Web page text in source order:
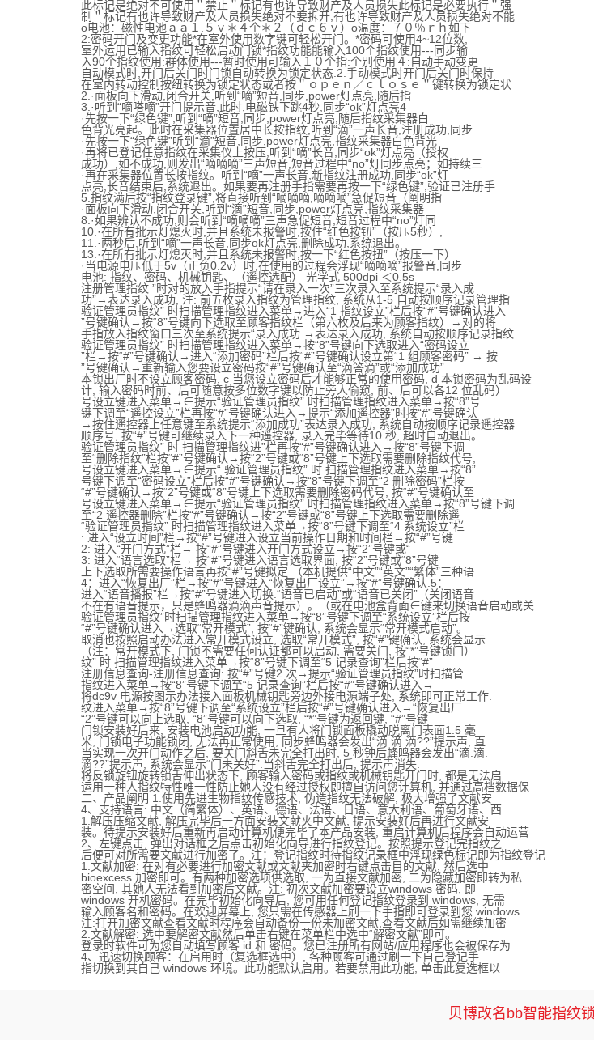
此标记是绝对不可使用＂禁止＂标记有也许导致财产及人员损失此标记是必要执行＂强
制＂标记有也许导致财产及人员损失绝对不要拆开,有也许导致财产及人员损失绝对不能
o电池：磁性电池ａａ１.５ｖ＊４个＊２（ｄｃ６ｖ）o温度：７０％ｒｈ如下
2:密码开门及变更功能*在室外使用数字键可轻松开门。*密码可使用4~12位数,
室外运用已输入指纹可轻松启动门锁*指纹功能能输入100个指纹使用---同步输
入90个指纹使用:群体使用---暂时使用可输入１０个指:个别使用４:自动手动变更
自动模式时,开门后关门时门锁自动转换为锁定状态.2.手动模式时开门后关门时保持
在室内转动控制按纽转换为锁定状态或者按＂ｏｐｅｎ／ｃｌｏｓｅ＂键转换为锁定状
2.·面板向下滑动,闭合开关,听到“嘀”短音,同步,power灯点亮,随后指
3.·听到“嘀嗒嘀”开门提示音,此时,电磁铁下跳4秒,同步“ok”灯点亮4
·先按一下“绿色键”,听到“嘀”短音,同步,power灯点亮,随后指纹采集器白
色背光亮起。此时在采集器位置居中长按指纹,听到“滴”一声长音,注册成功,同步
·先按一下“绿色键”听到“滴”短音,同步,power灯点亮,指纹采集器白色背光
·再将已登记任意指纹在采集仪上按压,听到“嘀”长音,同步“ok”灯点亮（授权
成功）,如不成功,则发出“嘀嘀嘀”三声短音,短音过程中“no”灯同步点亮；如持续三
·再在采集器位置长按指纹。听到“嘀”一声长音,新指纹注册成功,同步“ok”灯
点亮,长音结束后,系统退出。如果要再注册手指需要再按一下“绿色键”,验证已注册手
5.指纹满后按“指纹登录键”,将直接听到“嘀嘀嘀,嘀嘀嘀”急促短音（阐明指
·面板向下滑动,闭合开关,听到“滴”短音,同步,power灯点亮,指纹采集器
8.·如果辨认不成功,则会听到“嘀嘀嘀”三声急促短音,短音过程中“no”灯同
10.·在所有批示灯熄灭时,并且系统未报警时,按住“红色按钮”（按压5秒）,
11.·两秒后,听到“嘀”一声长音,同步ok灯点亮,删除成功,系统退出。
13.·在所有批示灯熄灭时,并且系统未报警时,按一下“红色按扭”（按压一下）
·当电源电压低于5v（正负0.2v）时,在使用的过程会浮现“嘀嘀嘀”报警音,同步
电池: 指纹、密码、机械钥匙、（遥控选配） 光学式 500dpi ＜0.5s
注册管理指纹 ”时对的放入手指提示“请在录入一次”三次录入至系统提示“录入成
功”→表达录入成功, 注: 前五枚录入指纹为管理指纹, 系统从1-5 自动按顺序记录管理指
验证管理员指纹” 时扫描管理指纹进入菜单→进入“1 指纹设立”栏后按“#”号键确认进入
”号键确认→按“8”号键向下选取至顾客指纹栏（第六枚及后来为顾客指纹）→对的将
手指放入指纹窗口三次至系统提示“录入成功.→表达录入成功, 系统自动按顺序记录指纹
验证管理员指纹” 时扫描管理指纹进入菜单→按“8”号键向下选取进入“密码设立
”栏→按“#”号键确认→进入“添加密码”栏后按“#”号键确认设立第“1 组顾客密码” → 按
”号键确认→重新输入您要设立密码按“#”号键确认至“滴答滴”或“添加成功”.
本锁出厂时不设立顾客密码, c 当您设立密码后才能够正常的使用密码, d 本锁密码为乱码设
计, 输入密码时前、后可随意按多位数字键以防止旁人偷窥, 前、后可以各12 位乱码）
号设立键进入菜单→∈提示“验证管理员指纹” 时扫描管理指纹进入菜单→按“8”号
键下调至“遥控设立”栏再按“#”号键确认进入→提示“添加遥控器”时按“#”号键确认
→按住遥控器上任意键至系统提示“添加成功”表达录入成功, 系统自动按顺序记录遥控器
顺序号, 按“#”号键可继续录入下一种遥控器, 录入完毕等待10 秒, 超时自动退出。
验证管理员指纹” 时 扫描管理指纹进”栏再按“#”号键确认进入→按“8”号键下调
至“删除指纹”栏按“#”号键确认→按“2”号键或“8”号键上下选取需要删除指纹代号,
号设立键进入菜单→∈提示“ 验证管理员指纹” 时 扫描管理指纹进入菜单→按“8”
号键下调至“密码设立”栏后按“#”号键确认→按“8”号键下调至“2 删除密码”栏按
“#”号键确认→按“2”号键或“8”号键上下选取需要删除密码代号, 按“#”号键确认至
号设立键进入菜单→∈提示“验证管理员指纹” 时扫描管理指纹进入菜单→按“8”号键下调
至“2 遥控器删除”栏按“#”号键确认→按“2”号键或“8”号键上下选取需要删除遥
“验证管理员指纹” 时扫描管理指纹进入菜单→按“8”号键下调至“4 系统设立”栏
: 进入“设立时间”栏→按“#”号键进入设立当前操作日期和时间栏→按“#”号键
2: 进入“开门方式”栏→ 按“#”号键进入开门方式设立→按“2”号键或“
3: 进入“语言选取”栏→ 按“#”号键进入语言选取界面, 按“2”号键或“8”号键
上下选取所需要操作语言再按“#”号键拟定.（本机提供“中文”“英文”“繁体”三种语
4：进入“恢复出厂”栏→按“#”号键进入“恢复出厂设立”→按“#”号键确认.5：
进入“语音播报”栏→按“#”号键进入切换.“语音已启动”或“语音已关闭”（关闭语音
不在有语音提示，只是蜂鸣器滴滴声音提示）。（或在电池盒背面∈键来切换语音启动或关
验证管理员指纹”时扫描管理指纹进入菜单→按“8”号键下调至“系统设立”栏后按
“#”号键确认进入→选取“常开模式”, 按“#”键确认, 系统会显示“常开模式启动”。
取消也按照启动办法进入常开模式设立, 选取“常开模式”, 按“#”键确认, 系统会显示
（注：常开模式下, 门锁不需要任何认证都可以启动, 需要关门, 按“*”号键锁门）
纹” 时 扫描管理指纹进入菜单→按“8”号键下调至“5 记录查询”栏后按“#”
注册信息查询-注册信息查询: 按“#”号键2 次→提示“验证管理员指纹”时扫描管
指纹进入菜单→按“8”号键下调至“5 记录查询”栏后按“#”号键确认进入→
将dc9v 电源按图示办法接入面板机械钥匙旁边外接电源端子处, 系统即可正常工作.
纹进入菜单→按“8”号键下调至“系统设立”栏后按“#”号键确认进入→“恢复出厂
“2”号键可以向上选取, “8”号键可以向下选取, “*”号键为返回键, “#”号键
门锁安装好后来, 安装电池启动功能, 一旦有人将门锁面板撬动脱离门表面1.5 毫
米, 门锁电子功能锁闭, 无法再正常使用, 同步蜂鸣器会发出“滴.滴.滴??”提示声, 直
当实现一次开门动作之后, 要关门斜舌未完全打出时, 5 秒钟后蜂鸣器会发出“滴.滴.
滴??”提示声, 系统会显示“门未关好”.当斜舌完全打出后, 提示声消失.
将反锁旋钮旋转锁舌伸出状态下, 顾客输入密码或指纹或机械钥匙开门时, 都是无法启
运用一种人指纹特性唯一性防止她人没有经过授权即擅自访问您计算机, 并通过高档数据保
二、产品阐明 1.使用先进生物指纹传感技术, 伪造指纹无法破解, 极大增强了文献安
4、支持语言: 中文（简繁体）、英语、德语、法语、日语、意大利语、葡萄牙语、西
1.解压压缩文献, 解压完毕后一方面安装文献夹中文献, 提示安装好后再进行文献安
装。待提示安装好后重新再启动计算机便完毕了本产品安装, 重启计算机后程序会自动运营
2、左键点击, 弹出对话框之后点击初始化向导进行指纹登记。按照提示登记完指纹之
后便可对所需要文献进行加密了。注：登记指纹时待指纹记录框中浮现绿色标记即为指纹登记
1.文献加密: 在对有必要进行加密文献或文献夹加密时右键点击目的文献, 然后选中
bioexcess 加密即可。有两种加密选项供选取, 一为直接文献加密, 二为隐藏加密即转为私
密空间, 其她人无法看到加密后文献。注: 初次文献加密要设立windows 密码, 即
windows 开机密码。在完毕初始化向导后, 您可用任何登记指纹登录到 windows, 无需
输入顾客名和密码。在欢迎屏幕上, 您只需在传感器上刷一下手指即可登录到您 windows
注:打开加密文献查看文献时程序会自动备份一份未加密文献,查看文献后如需继续加密
2.文献解密: 选中要解密文献然后单击右键在菜单栏中选中“解密文献”即可。
登录时软件可为您自动填写顾客 id 和 密码。您已注册所有网站/应用程序也会被保存为
4、迅速切换顾客：在启用时（复选框选中）, 各种顾客可通过刷一下自己登记手
指切换到其自己 windows 环境。此功能默认启用。若要禁用此功能, 单击此复选框以
贝博改名bb智能指纹